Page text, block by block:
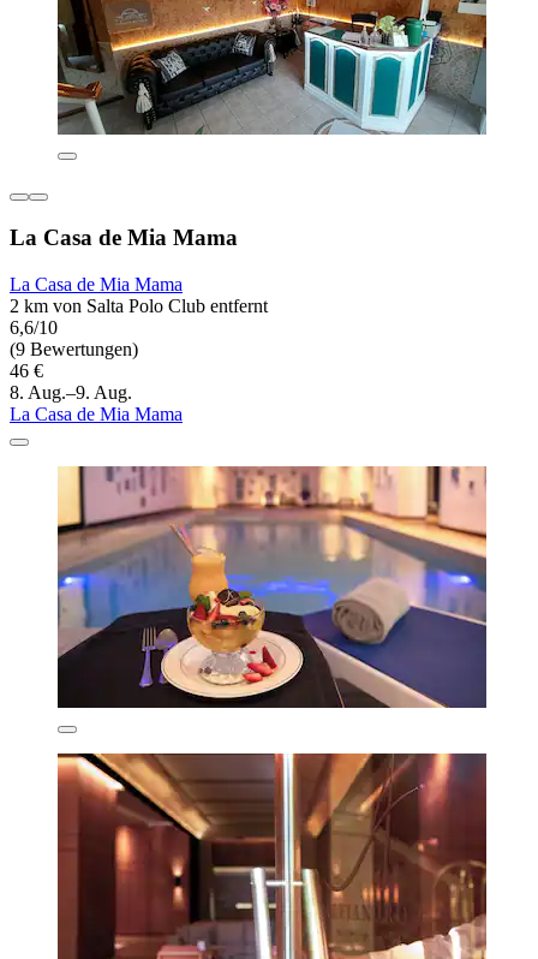
La Casa de Mia Mama
La Casa de Mia Mama
2 km von Salta Polo Club entfernt
6,6/10
(9 Bewertungen)
46 €
8. Aug.–9. Aug.
La Casa de Mia Mama